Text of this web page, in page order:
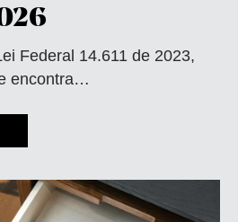
Federal 14.611 de 2023,
encontra…